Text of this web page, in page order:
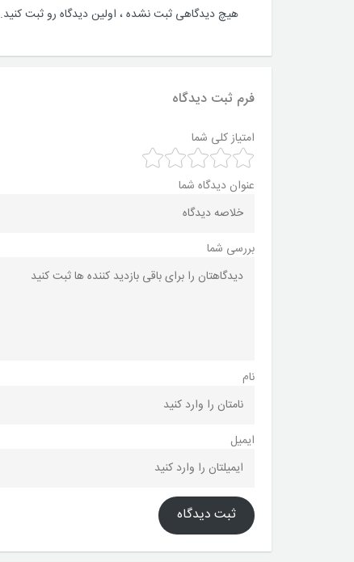
هیچ دیدگاهی ثبت نشده ، اولین دیدگاه رو ثبت کنید.
فرم ثبت دیدگاه
امتیاز کلی شما
عنوان دیدگاه شما
بررسی شما
نام
ایمیل
ثبت دیدگاه